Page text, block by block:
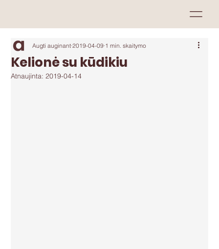
Kelionė su kūdikiu
Augti auginant 2019-04-09 1 min. skaitymo
Atnaujinta:2019-04-14